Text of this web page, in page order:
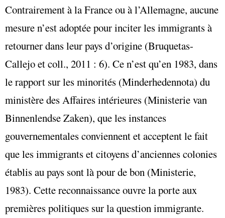
Contrairement à la France ou à l’Allemagne, aucune
mesure n’est adoptée pour inciter les immigrants à
retourner dans leur pays d’origine (Bruquetas-
Callejo et coll., 2011 : 6). Ce n’est qu’en 1983, dans
le rapport sur les minorités (Minderhedennota) du
ministère des Affaires intérieures (Ministerie van
Binnenlendse Zaken), que les instances
gouvernementales conviennent et acceptent le fait
que les immigrants et citoyens d’anciennes colonies
établis au pays sont là pour de bon (Ministerie,
1983). Cette reconnaissance ouvre la porte aux
premières politiques sur la question immigrante.